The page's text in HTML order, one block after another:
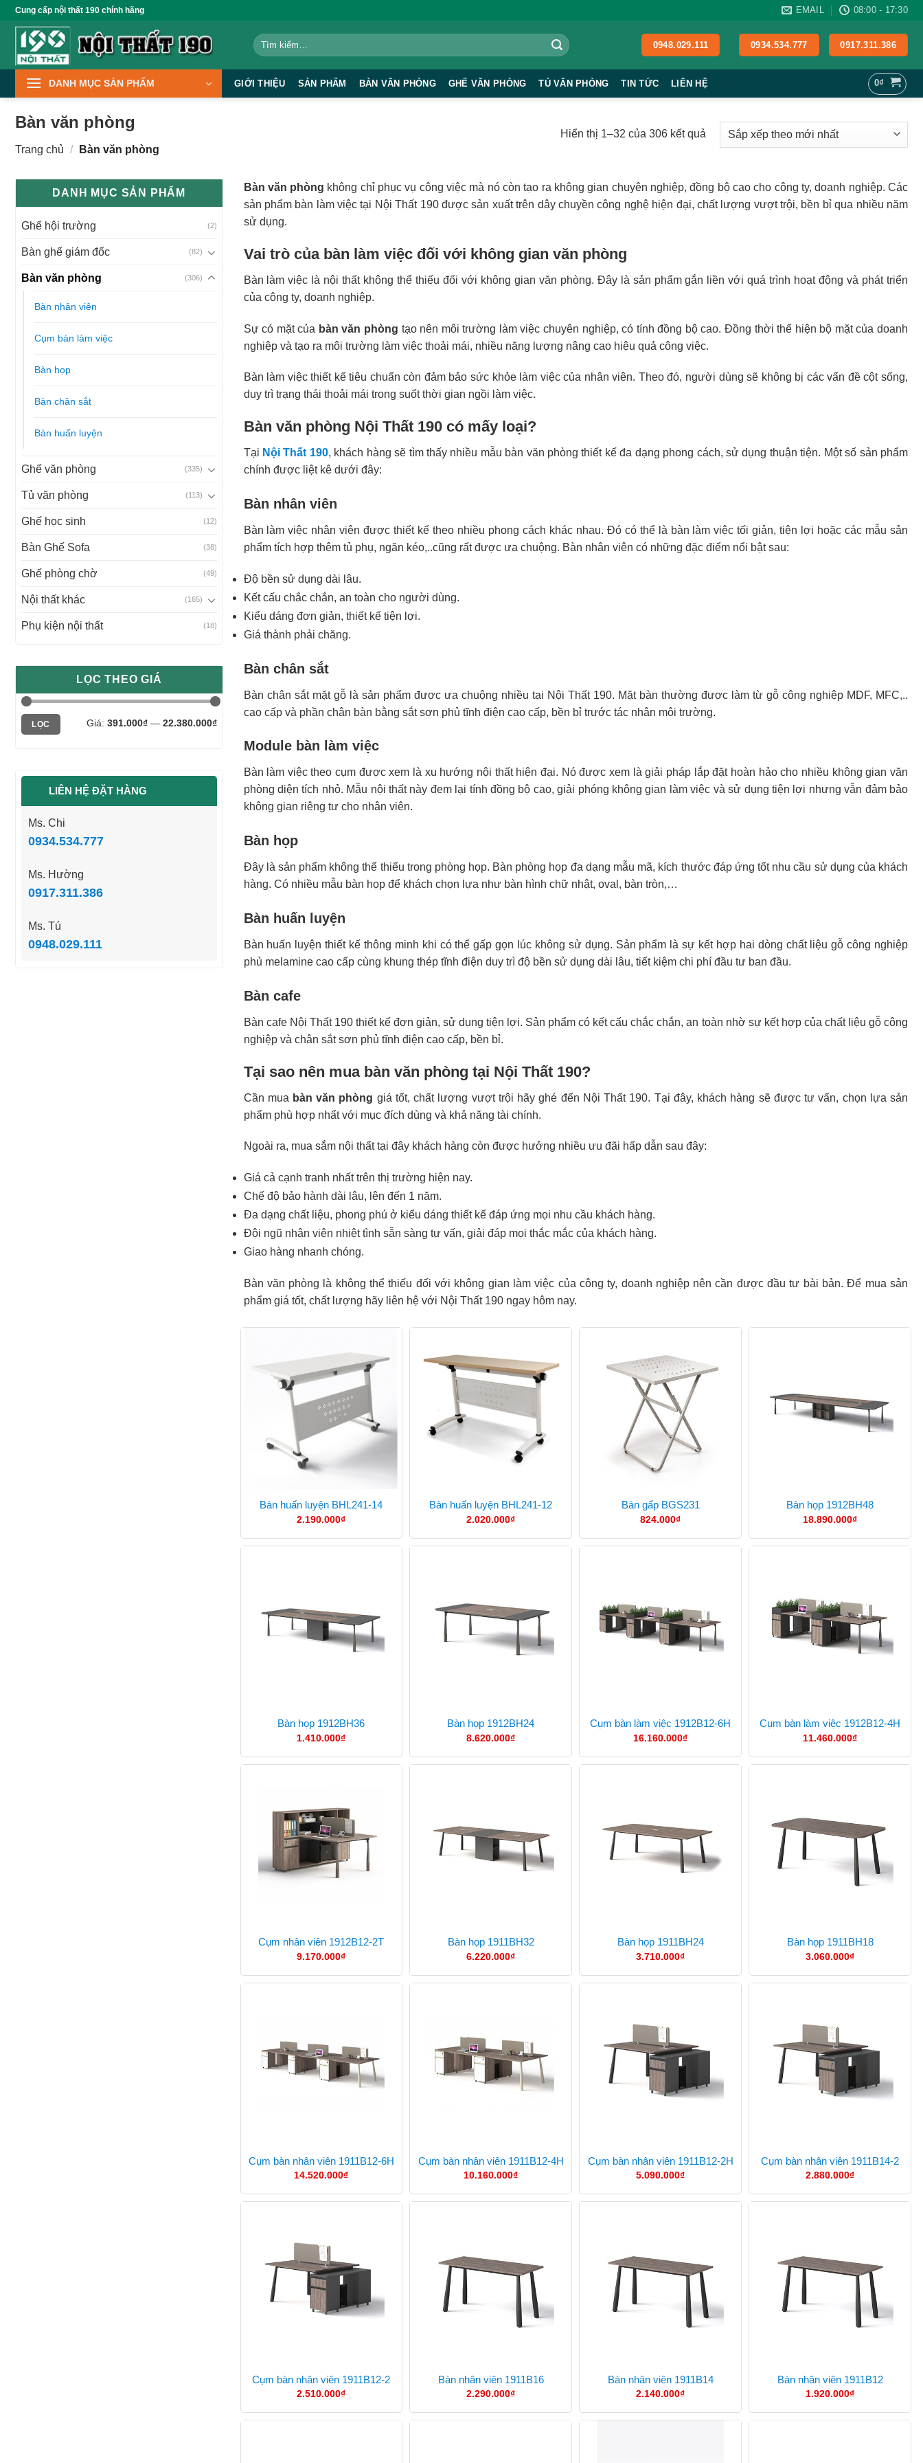
qua
dung
Cung cấp nội thất 190 chính hãng EMAIL 08:00 - 17:30
Tìm
kiếm:
0948.029.111 0934.534.777 0917.311.386
DANH MỤC SẢN PHẨM GIỚI THIỆU SẢN PHẨM BÀN VĂN PHÒNG GHẾ VĂN PHÒNG TỦ VĂN PHÒNG TIN TỨC LIÊN HỆ 0₫
Bàn văn phòng
Trang chủ / Bàn văn phòng
Hiển thị 1–32 của 306 kết quảĐã
sắp
theo
mới
DANH MỤC SẢN PHẨM
Ghế hội trường (2)
Bàn ghế giám đốc (82)
Bàn văn phòng (306)
Bàn nhân viên
Cụm bàn làm việc
Bàn họp
Bàn chân sắt
Bàn huấn luyện
Ghế văn phòng (335)
Tủ văn phòng (113)
Ghế học sinh (12)
Bàn Ghế Sofa (38)
Ghế phòng chờ (49)
Nội thất khác (165)
Phụ kiện nội thất (18)
LỌC THEO GIÁ
Giá
tối
Giá
tối
LỌC Giá: 391.000₫— 22.380.000₫
LIÊN HỆ ĐẶT HÀNG
Ms. Chi
0934.534.777
Ms. Hường
0917.311.386
Ms. Tú
0948.029.111
Bàn văn phòng không chỉ phục vụ công việc mà nó còn tạo ra không gian chuyên nghiệp, đồng bộ cao cho công ty, doanh nghiệp. Các
sản phẩm bàn làm việc tại Nội Thất 190 được sản xuất trên dây chuyền công nghệ hiện đại, chất lượng vượt trội, bền bỉ qua nhiều năm
sử dụng.
Vai trò của bàn làm việc đối với không gian văn phòng
Bàn làm việc là nội thất không thể thiếu đối với không gian văn phòng. Đây là sản phẩm gắn liền với quá trình hoạt động và phát triển
của công ty, doanh nghiệp.
Sự có mặt của bàn văn phòng tạo nên môi trường làm việc chuyên nghiệp, có tính đồng bộ cao. Đồng thời thể hiện bộ mặt của doanh
nghiệp và tạo ra môi trường làm việc thoải mái, nhiều năng lượng nâng cao hiệu quả công việc.
Bàn làm việc thiết kế tiêu chuẩn còn đảm bảo sức khỏe làm việc của nhân viên. Theo đó, người dùng sẽ không bị các vấn đề cột sống,
duy trì trạng thái thoải mái trong suốt thời gian ngồi làm việc.
Bàn văn phòng Nội Thất 190 có mấy loại?
Tại Nội Thất 190, khách hàng sẽ tìm thấy nhiều mẫu bàn văn phòng thiết kế đa dạng phong cách, sử dụng thuận tiện. Một số sản phẩm
chính được liệt kê dưới đây:
Bàn nhân viên
Bàn làm việc nhân viên được thiết kế theo nhiều phong cách khác nhau. Đó có thể là bàn làm việc tối giản, tiện lợi hoặc các mẫu sản
phẩm tích hợp thêm tủ phụ, ngăn kéo,..cũng rất được ưa chuộng. Bàn nhân viên có những đặc điểm nổi bật sau:
Độ bền sử dụng dài lâu.
Kết cấu chắc chắn, an toàn cho người dùng.
Kiểu dáng đơn giản, thiết kế tiện lợi.
Giá thành phải chăng.
Bàn chân sắt
Bàn chân sắt mặt gỗ là sản phẩm được ưa chuộng nhiều tại Nội Thất 190. Mặt bàn thường được làm từ gỗ công nghiệp MDF, MFC,..
cao cấp và phần chân bàn bằng sắt sơn phủ tĩnh điện cao cấp, bền bỉ trước tác nhân môi trường.
Module bàn làm việc
Bàn làm việc theo cụm được xem là xu hướng nội thất hiện đại. Nó được xem là giải pháp lắp đặt hoàn hảo cho nhiều không gian văn
phòng diện tích nhỏ. Mẫu nội thất này đem lại tính đồng bộ cao, giải phóng không gian làm việc và sử dụng tiện lợi nhưng vẫn đảm bảo
không gian riêng tư cho nhân viên.
Bàn họp
Đây là sản phẩm không thể thiếu trong phòng họp. Bàn phòng họp đa dạng mẫu mã, kích thước đáp ứng tốt nhu cầu sử dụng của khách
hàng. Có nhiều mẫu bàn họp để khách chọn lựa như bàn hình chữ nhật, oval, bàn tròn,…
Bàn huấn luyện
Bàn huấn luyện thiết kế thông minh khi có thể gấp gọn lúc không sử dụng. Sản phẩm là sự kết hợp hai dòng chất liệu gỗ công nghiệp
phủ melamine cao cấp cùng khung thép tĩnh điện duy trì độ bền sử dụng dài lâu, tiết kiệm chi phí đầu tư ban đầu.
Bàn cafe
Bàn cafe Nội Thất 190 thiết kế đơn giản, sử dụng tiện lợi. Sản phẩm có kết cấu chắc chắn, an toàn nhờ sự kết hợp của chất liệu gỗ công
nghiệp và chân sắt sơn phủ tĩnh điện cao cấp, bền bỉ.
Tại sao nên mua bàn văn phòng tại Nội Thất 190?
Cần mua bàn văn phòng giá tốt, chất lượng vượt trội hãy ghé đến Nội Thất 190. Tại đây, khách hàng sẽ được tư vấn, chọn lựa sản
phẩm phù hợp nhất với mục đích dùng và khả năng tài chính.
Ngoài ra, mua sắm nội thất tại đây khách hàng còn được hưởng nhiều ưu đãi hấp dẫn sau đây:
Giá cả cạnh tranh nhất trên thị trường hiện nay.
Chế độ bảo hành dài lâu, lên đến 1 năm.
Đa dạng chất liệu, phong phú ở kiểu dáng thiết kế đáp ứng mọi nhu cầu khách hàng.
Đội ngũ nhân viên nhiệt tình sẵn sàng tư vấn, giải đáp mọi thắc mắc của khách hàng.
Giao hàng nhanh chóng.
Bàn văn phòng là không thể thiếu đối với không gian làm việc của công ty, doanh nghiệp nên cần được đầu tư bài bản. Để mua sản
phẩm giá tốt, chất lượng hãy liên hệ với Nội Thất 190 ngay hôm nay.
Bàn huấn luyện BHL241-14
2.190.000₫
Bàn huấn luyện BHL241-12
2.020.000₫
Bàn gấp BGS231
824.000₫
Bàn họp 1912BH48
18.890.000₫
Bàn họp 1912BH36
1.410.000₫
Bàn họp 1912BH24
8.620.000₫
Cụm bàn làm việc 1912B12-6H
16.160.000₫
Cụm bàn làm việc 1912B12-4H
11.460.000₫
Cụm nhân viên 1912B12-2T
9.170.000₫
Bàn họp 1911BH32
6.220.000₫
Bàn họp 1911BH24
3.710.000₫
Bàn họp 1911BH18
3.060.000₫
Cụm bàn nhân viên 1911B12-6H
14.520.000₫
Cụm bàn nhân viên 1911B12-4H
10.160.000₫
Cụm bàn nhân viên 1911B12-2H
5.090.000₫
Cụm bàn nhân viên 1911B14-2
2.880.000₫
Cụm bàn nhân viên 1911B12-2
2.510.000₫
Bàn nhân viên 1911B16
2.290.000₫
Bàn nhân viên 1911B14
2.140.000₫
Bàn nhân viên 1911B12
1.920.000₫